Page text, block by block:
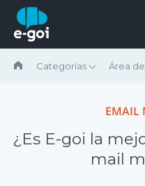
Saltar al contenido
Categorías Área
EMAIL
¿Es E-goi la
mail